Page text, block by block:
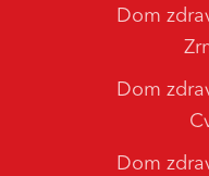
Dom
Dom
Dom